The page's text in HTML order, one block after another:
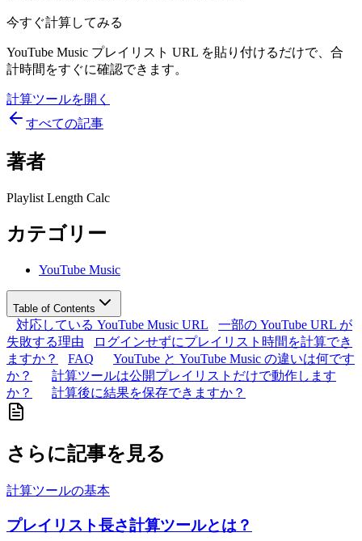
今すぐ計算してみる
YouTube Music プレイリスト URL を貼り付けるだけで、合
計時間をすぐに確認できます。
計算ツールを開く
すべての記事
著者
Playlist Length Calc
カテゴリー
YouTube Music
Table of Contents
対応している YouTube Music URL
一部の YouTube URL が
失敗する理由
ログインせずにプレイリスト時間を計算でき
ますか？
FAQ
YouTube と YouTube Music の違いは何です
か？
計算ツールは公開プレイリストだけで動作します
か？
計算後に結果を保存できますか？
さらに記事を見る
計算ツールの基本
プレイリスト長さ計算ツールとは？